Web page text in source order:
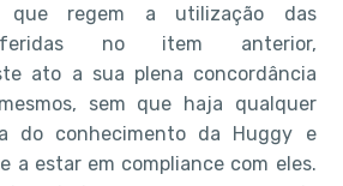
que regem a utilização das
no item anterior,
ato a sua plena concordância
sem que haja qualquer
do conhecimento da Huggy e
a estar em compliance com eles.